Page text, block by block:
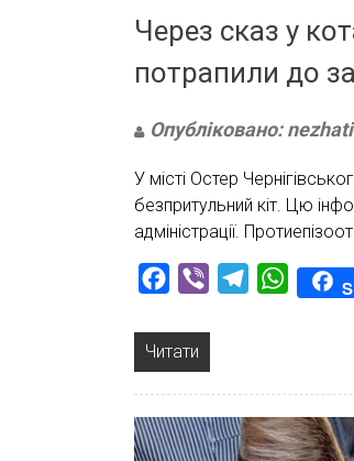
Через сказ у
потрапили до
Опубліковано:
У місті Остер
безпритульний кіт. Цю
адміністрації.
Facebook
Viber Telegram
Читати